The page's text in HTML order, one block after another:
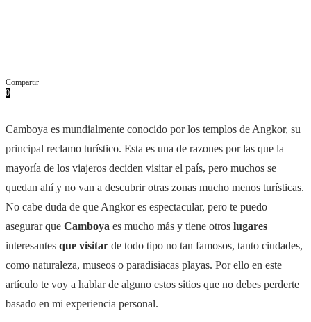
Compartir
0
Camboya es mundialmente conocido por los templos de Angkor, su
principal reclamo turístico. Esta es una de razones por las que la
mayoría de los viajeros deciden visitar el país, pero muchos se
quedan ahí y no van a descubrir otras zonas mucho menos turísticas.
No cabe duda de que Angkor es espectacular, pero te puedo
asegurar que Camboya es mucho más y tiene otros lugares
interesantes que visitar de todo tipo no tan famosos, tanto ciudades,
como naturaleza, museos o paradisiacas playas. Por ello en este
artículo te voy a hablar de alguno estos sitios que no debes perderte
basado en mi experiencia personal.